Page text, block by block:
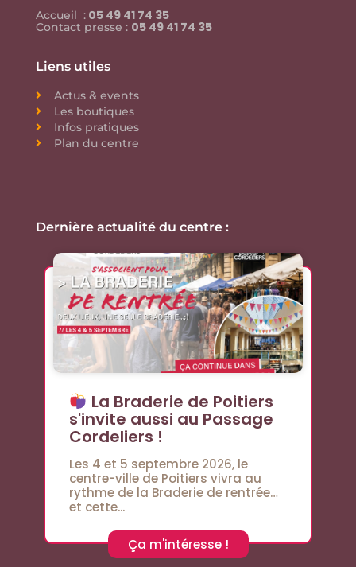
Accueil : 05 49 41 74 35
Contact presse : 05 49 41 74 35
Liens utiles
Actus & events
Les boutiques
Infos pratiques
Plan du centre
Dernière actualité du centre :
La Braderie de Poitiers
s'invite aussi au Passage
Cordeliers !
Les 4 et 5 septembre 2026, le
centre-ville de Poitiers vivra au
rythme de la Braderie de rentrée…
et cette...
Ça m'intéresse !